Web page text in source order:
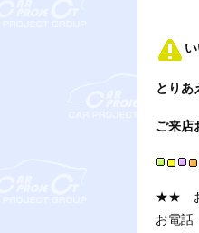
とりあ
ご来店
★★ お
お電話